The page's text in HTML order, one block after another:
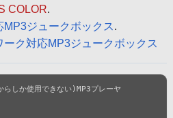
COLOR.
MP3ジュークボックス.
ーク対応MP3ジュークボックス
か使用できない)MP3プレーヤ